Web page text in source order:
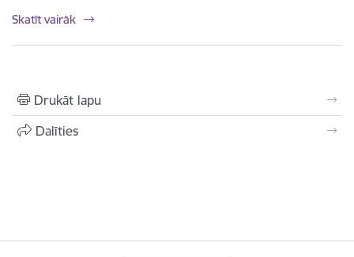
Skatīt vairāk
Drukāt lapu
Dalīties